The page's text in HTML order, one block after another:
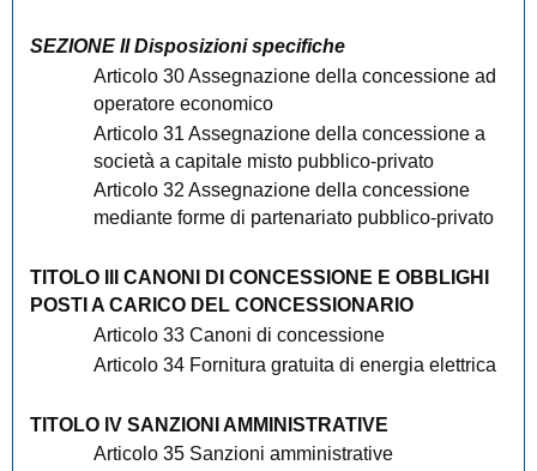
SEZIONE II Disposizioni specifiche
Articolo 30 Assegnazione della concessione ad
operatore economico
Articolo 31 Assegnazione della concessione a
società a capitale misto pubblico-privato
Articolo 32 Assegnazione della concessione
mediante forme di partenariato pubblico-privato
TITOLO III CANONI DI CONCESSIONE E OBBLIGHI
POSTI A CARICO DEL CONCESSIONARIO
Articolo 33 Canoni di concessione
Articolo 34 Fornitura gratuita di energia elettrica
TITOLO IV SANZIONI AMMINISTRATIVE
Articolo 35 Sanzioni amministrative